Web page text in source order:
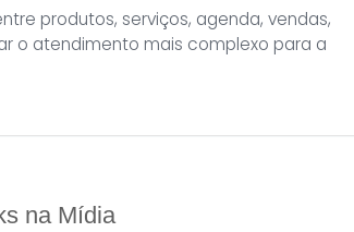
produtos, serviços, agenda, vendas,
o atendimento mais complexo para a
na Mídia